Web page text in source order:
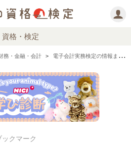
資格・検定
務・金融・会計 電子会計実務検定の情報まとめ
ックマーク